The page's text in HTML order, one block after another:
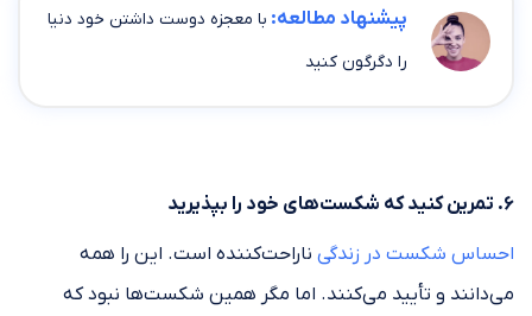
پیشنهاد مطالعه: با معجزه‌ دوست داشتن خود دنیا
را دگرگون کنید
۶. تمرین کنید که شکست‌های خود را بپذیرید
احساس شکست در زندگی ناراحت‌کننده است. این را همه
می‌دانند و تأیید می‌کنند. اما مگر همین شکست‌ها نبود که